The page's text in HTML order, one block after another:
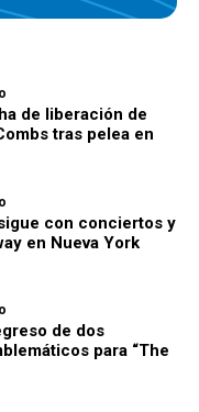
de liberación de
tras pelea en
con conciertos y
en Nueva York
de dos
para “The